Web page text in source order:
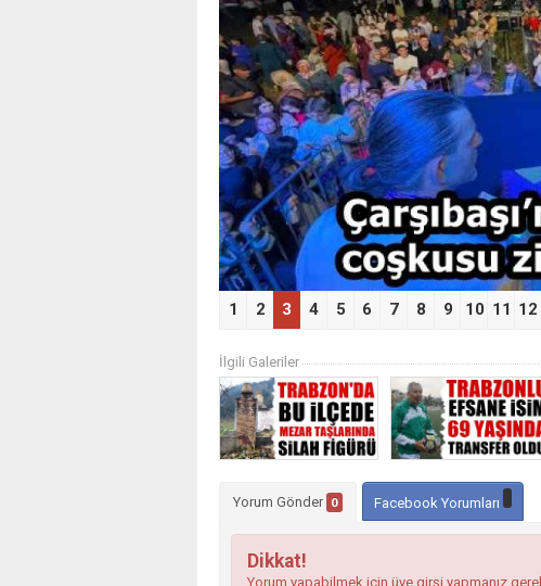
1 2 3 4 5 6 7 8 9 10 11 12
İlgili Galeriler
Yorum Gönder 0 Facebook Yorumları
Dikkat!
Yorum yapabilmek için üye girşi yapmanız